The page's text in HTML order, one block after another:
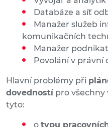
Databáze a síť
Manažer služeb
komunikačních
Manažer
Povolání v právní
Hlavní problémy při
dovedností pro všechny
tyto:
o typu